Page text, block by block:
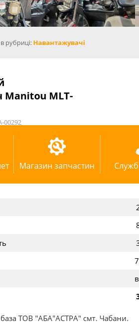
рубриці: Навантажувачі
Manitou MLT-
00292
Магазин запчастин
ТОВ "АБА"АСТРА" смт. Чабани.